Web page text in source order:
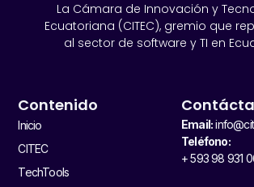
La Cámara de Innovación y
Ecuatoriana (CITEC), gremio que
al sector de software y TI en
Contenido
Inicio
CITEC
TechTools
Email:
Teléfono:
+ 593 98 931